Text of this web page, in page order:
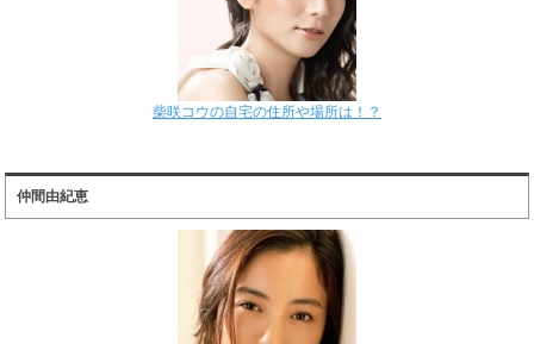
柴咲コウの自宅の住所や場所は！？
仲間由紀恵